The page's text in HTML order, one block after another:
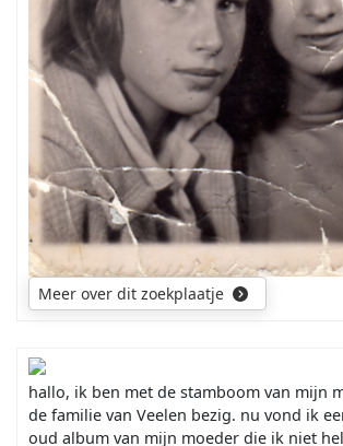
Meer over dit zoekplaatje
hallo, ik ben met de stamboom van mijn
de familie van Veelen bezig. nu vond ik
oud album van mijn moeder die ik niet